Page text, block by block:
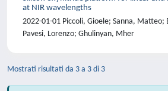
at NIR wavelengths
2022-01-01 Piccoli, Gioele; Sanna, Matteo;
Pavesi, Lorenzo; Ghulinyan, Mher
Mostrati risultati da 3 a 3 di 3